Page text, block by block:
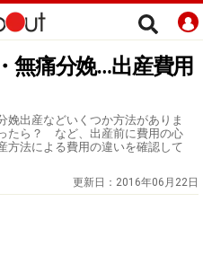
無痛分娩…出産費用
娩出産などいくつか方法がありま
たら？ など、出産前に費用の心
方法による費用の違いを確認して
更新日： 2016年06月22日